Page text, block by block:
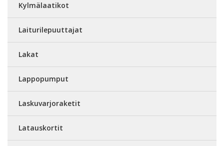
Kylmälaatikot
Laiturilepuuttajat
Lakat
Lappopumput
Laskuvarjoraketit
Latauskortit